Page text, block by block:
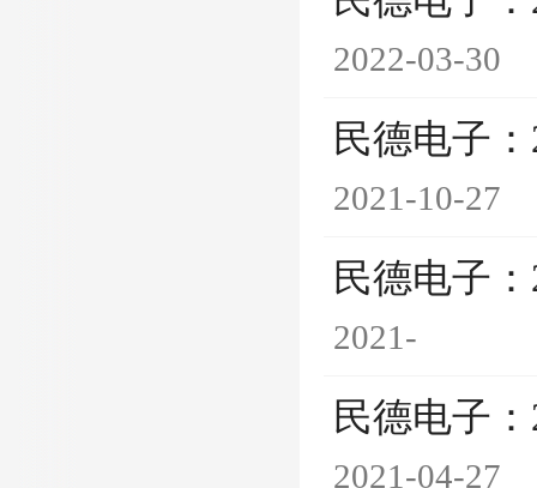
2022-03-30
民德电子
2021-10-27
民德电子
2021-
民德电子
2021-04-27